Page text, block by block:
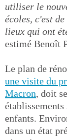
utiliser le
écoles, c'est
lieux qui ont
estimé Benoît
Le plan de
une visite du
Macron, doit
enfants.
dans un état